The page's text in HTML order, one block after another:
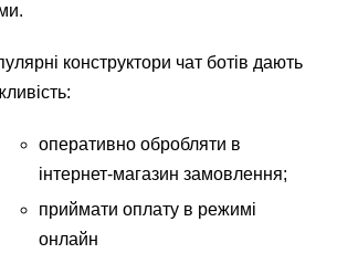
конструктори чат ботів дають
оперативно обробляти в
інтернет-магазин замовлення;
приймати оплату в режимі
онлайн